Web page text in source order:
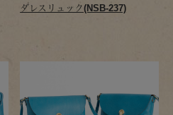
ダレスリュック(NSB-237)